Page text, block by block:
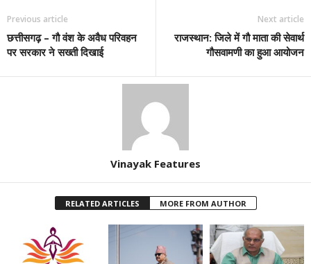
Previous article
छत्तीसगढ़ – गौ वंश के अवैध परिवहन
पर सरकार ने सख्ती दिखाई
Next article
राजस्थान: जिले में गौ माता की सेवार्थ
गौसवामणी का हुआ आयोजन
Vinayak Features
RELATED ARTICLES MORE FROM AUTHOR